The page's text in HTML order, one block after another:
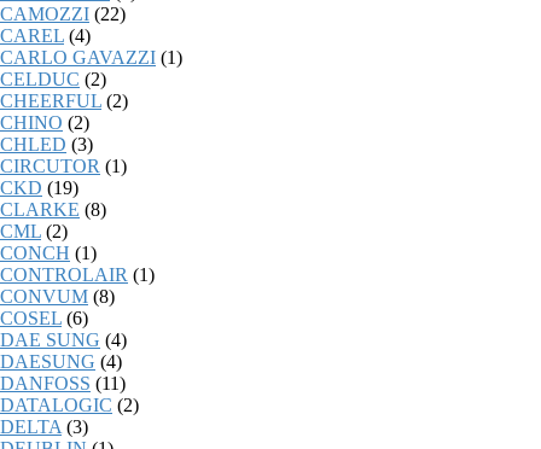
CAMOZZI (22)
CAREL (4)
CARLO GAVAZZI (1)
CELDUC (2)
CHEERFUL (2)
CHINO (2)
CHLED (3)
CIRCUTOR (1)
CKD (19)
CLARKE (8)
CML (2)
CONCH (1)
CONTROLAIR (1)
CONVUM (8)
COSEL (6)
DAE SUNG (4)
DAESUNG (4)
DANFOSS (11)
DATALOGIC (2)
DELTA (3)